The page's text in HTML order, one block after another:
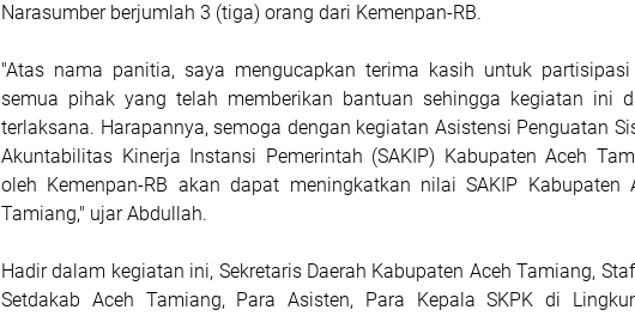
Narasumber berjumlah 3 (tiga) orang dari Kemenpan-RB.
"Atas nama panitia, saya mengucapkan terima kasih untuk
semua pihak yang telah memberikan bantuan sehingga kegiatan ini
terlaksana. Harapannya, semoga dengan kegiatan Asistensi Penguatan
Akuntabilitas Kinerja Instansi Pemerintah (SAKIP) Kabupaten Aceh
oleh Kemenpan-RB akan dapat meningkatkan nilai SAKIP Kabupaten
Tamiang," ujar Abdullah.
Hadir dalam kegiatan ini, Sekretaris Daerah Kabupaten Aceh Tamiang,
Setdakab Aceh Tamiang, Para Asisten, Para Kepala SKPK di